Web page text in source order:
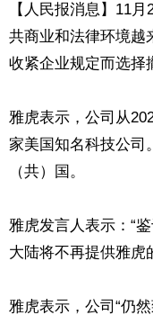
【人民报消息】11
共商业和法律环境越
收紧企业规定而选择
雅虎表示，公司从
家美国知名科技公司
（共）国。
雅虎发言人表示：“
大陆将不再提供雅虎
雅虎表示，公司“仍